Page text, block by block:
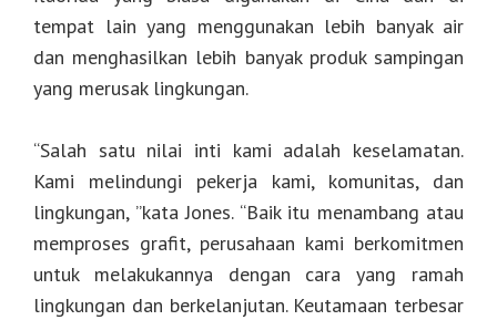
tempat lain yang menggunakan lebih banyak air
dan menghasilkan lebih banyak produk sampingan
yang merusak lingkungan.
“Salah satu nilai inti kami adalah keselamatan.
Kami melindungi pekerja kami, komunitas, dan
lingkungan, ”kata Jones. “Baik itu menambang atau
memproses grafit, perusahaan kami berkomitmen
untuk melakukannya dengan cara yang ramah
lingkungan dan berkelanjutan. Keutamaan terbesar